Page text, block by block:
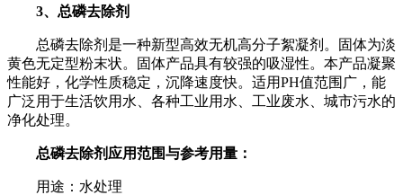
3、总磷去除剂
总磷去除剂是一种新型高效无机高分子絮凝剂。固体为淡
黄色无定型粉末状。固体产品具有较强的吸湿性。本产品凝聚
性能好，化学性质稳定，沉降速度快。适用PH值范围广，能
广泛用于生活饮用水、各种工业用水、工业废水、城市污水的
净化处理。
总磷去除剂应用范围与参考用量：
用途：水处理